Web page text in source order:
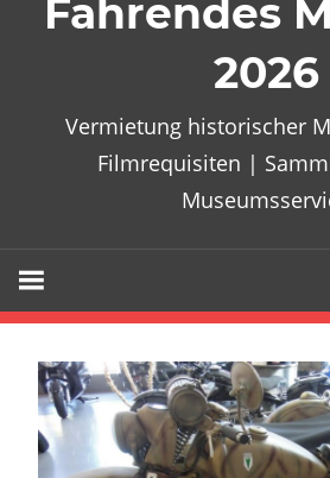
Fahrendes
2026
Vermietung historischer
Filmrequisiten |